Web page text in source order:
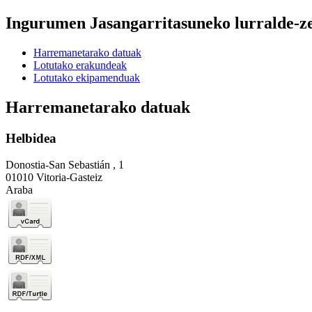
Ingurumen Jasangarritasuneko lurralde-
Harremanetarako datuak
Lotutako erakundeak
Lotutako ekipamenduak
Harremanetarako datuak
Helbidea
Donostia-San Sebastián , 1
01010 Vitoria-Gasteiz
Araba